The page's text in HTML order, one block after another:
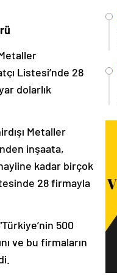
Listesi’nde 28
dolarlık
Metaller
inşaata,
kadar birçok
28 firmayla
500
ve bu firmaların